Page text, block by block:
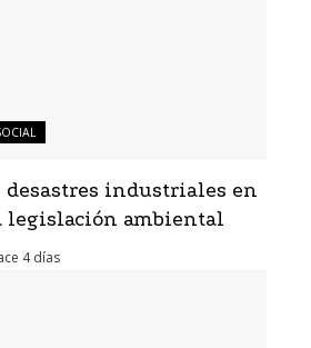
desastres industriales en
legislación ambiental
4 días